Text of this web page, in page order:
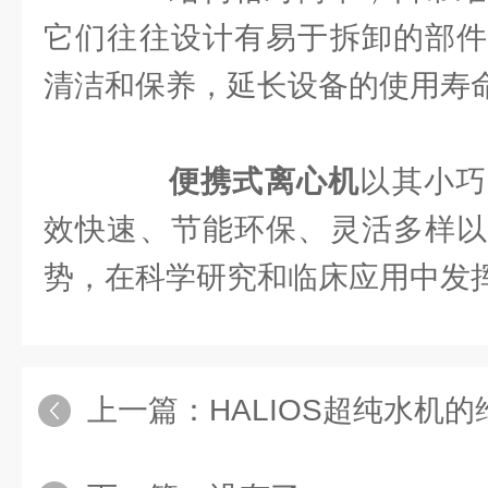
它们往往设计有易于拆卸的部
清洁和保养，延长设备的使用寿
便携式离心机以其小
效快速、节能环保、灵活多样
势，在科学研究和临床应用中发
上一篇： HALIOS超纯水机的